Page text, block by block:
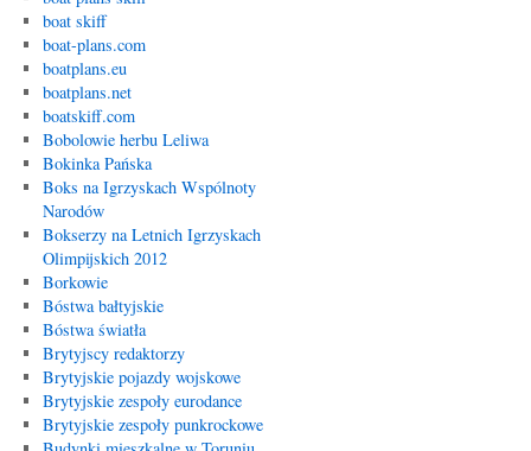
boat skiff
boat-plans.com
boatplans.eu
boatplans.net
boatskiff.com
Bobolowie herbu Leliwa
Bokinka Pańska
Boks na Igrzyskach Wspólnoty
Narodów
Bokserzy na Letnich Igrzyskach
Olimpijskich 2012
Borkowie
Bóstwa bałtyjskie
Bóstwa światła
Brytyjscy redaktorzy
Brytyjskie pojazdy wojskowe
Brytyjskie zespoły eurodance
Brytyjskie zespoły punkrockowe